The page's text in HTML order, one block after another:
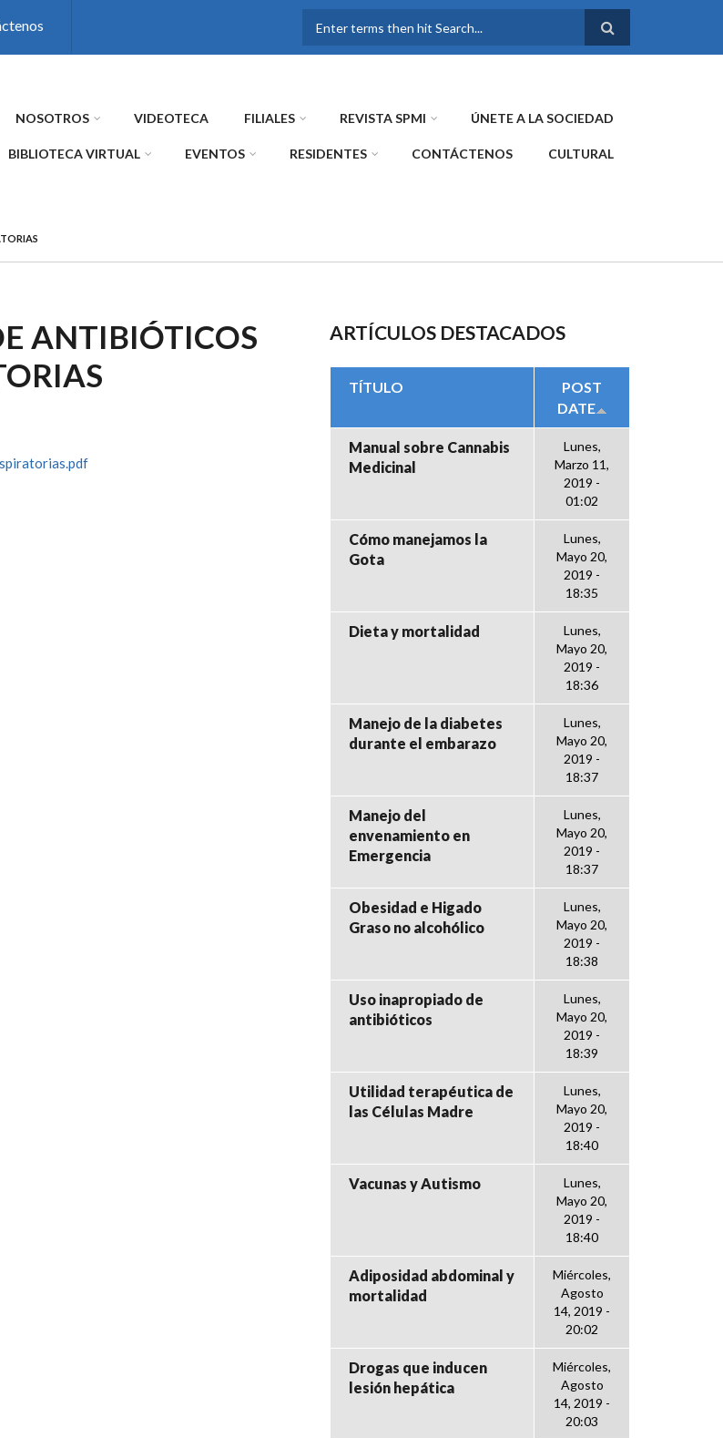
FORMULARIO DE
NOSOTROS VIDEOTECA FILIALES REVISTA SPMI ÚNETE A LA SOCIEDAD
BIBLIOTECA VIRTUAL EVENTOS RESIDENTES CONTÁCTENOS CULTURAL
ANTIBIÓTICOS
ARTÍCULOS DESTACADOS
TÍTULO
POST
DATE
Manual sobre Cannabis
Medicinal
Lunes,
Marzo 11,
2019 -
01:02
Cómo manejamos la
Gota
Lunes,
Mayo 20,
2019 -
18:35
Dieta y mortalidad
Lunes,
Mayo 20,
2019 -
18:36
Manejo de la diabetes
durante el embarazo
Lunes,
Mayo 20,
2019 -
18:37
Manejo del
envenamiento en
Emergencia
Lunes,
Mayo 20,
2019 -
18:37
Obesidad e Higado
Graso no alcohólico
Lunes,
Mayo 20,
2019 -
18:38
Uso inapropiado de
antibióticos
Lunes,
Mayo 20,
2019 -
18:39
Utilidad terapéutica de
las Células Madre
Lunes,
Mayo 20,
2019 -
18:40
Vacunas y Autismo
Lunes,
Mayo 20,
2019 -
18:40
Adiposidad abdominal y
mortalidad
Miércoles,
Agosto
14, 2019 -
20:02
Drogas que inducen
lesión hepática
Miércoles,
Agosto
14, 2019 -
20:03